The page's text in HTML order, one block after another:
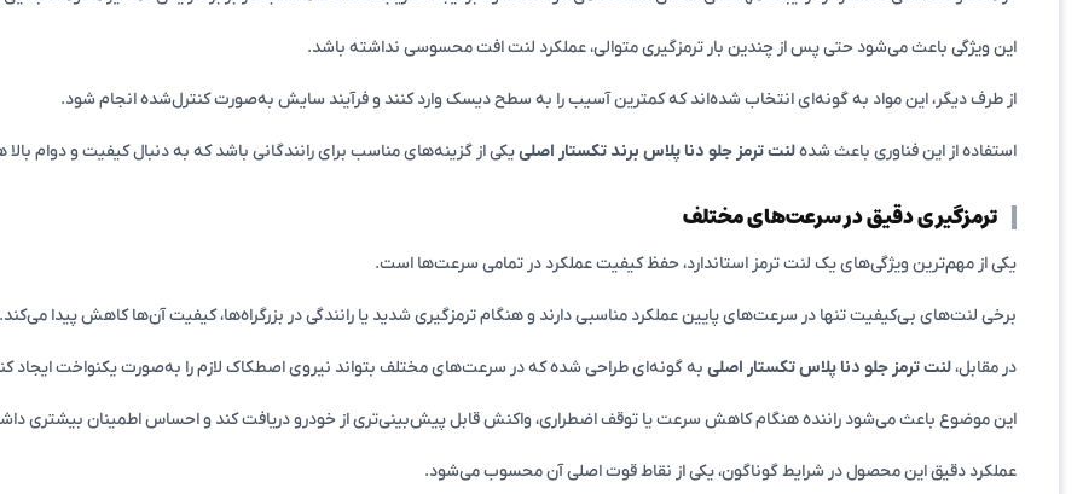
این ویژگی باعث می‌شود حتی پس از چندین بار ترمزگیری متوالی، عملکرد لنت افت محسوسی نداشته باشد.
از طرف دیگر، این مواد به گونه‌ای انتخاب شده‌اند که کمترین آسیب را به سطح دیسک وارد کنند و فرآیند سایش به‌صورت کنترل‌شده انجام شود.
استفاده از این فناوری باعث شدهلنت ترمز جلو دنا پلاس برند تکستار اصلییکی از گزینه‌های مناسب برای رانندگانی باشد که به دنبال کیفیت و دوام
ترمزگیری دقیق در سرعت‌های مختلف
یکی از مهم‌ترین ویژگی‌های یک لنت ترمز استاندارد، حفظ کیفیت عملکرد در تمامی سرعت‌ها است.
برخی لنت‌های بی‌کیفیت تنها در سرعت‌های پایین عملکرد مناسبی دارند و هنگام ترمزگیری شدید یا رانندگی در بزرگراه‌ها، کیفیت آن‌ها کاهش پیدا می‌کند.
در مقابل،لنت ترمز جلو دنا پلاس تکستار اصلی به گونه‌ای طراحی شده که در سرعت‌های مختلف بتواند نیروی اصطکاک لازم را به‌صورت یکنواخت ایجاد
این موضوع باعث می‌شود راننده هنگام کاهش سرعت یا توقف اضطراری، واکنش قابل پیش‌بینی‌تری از خودرو دریافت کند و احساس اطمینان بیشتری
عملکرد دقیق این محصول در شرایط گوناگون، یکی از نقاط قوت اصلی آن محسوب می‌شود.